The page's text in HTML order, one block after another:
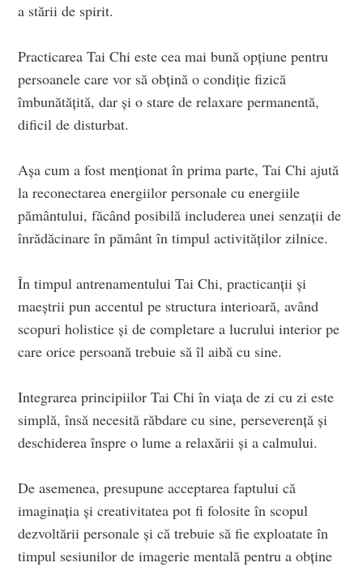
a stării de spirit.
Practicarea Tai Chi este cea mai bună opțiune pentru
persoanele care vor să obțină o condiție fizică
îmbunătățită, dar și o stare de relaxare permanentă,
dificil de disturbat.
Așa cum a fost menționat în prima parte, Tai Chi ajută
la reconectarea energiilor personale cu energiile
pământului, făcând posibilă includerea unei senzații de
înrădăcinare în pământ în timpul activităților zilnice.
În timpul antrenamentului Tai Chi, practicanții și
maeștrii pun accentul pe structura interioară, având
scopuri holistice și de completare a lucrului interior pe
care orice persoană trebuie să îl aibă cu sine.
Integrarea principiilor Tai Chi în viața de zi cu zi este
simplă, însă necesită răbdare cu sine, perseverență și
deschiderea înspre o lume a relaxării și a calmului.
De asemenea, presupune acceptarea faptului că
imaginația și creativitatea pot fi folosite în scopul
dezvoltării personale și că trebuie să fie exploatate în
timpul sesiunilor de imagerie mentală pentru a obține